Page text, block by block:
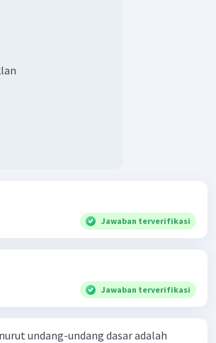
Jawaban terverifikasi
Jawaban terverifikasi
undang-undang dasar adalah